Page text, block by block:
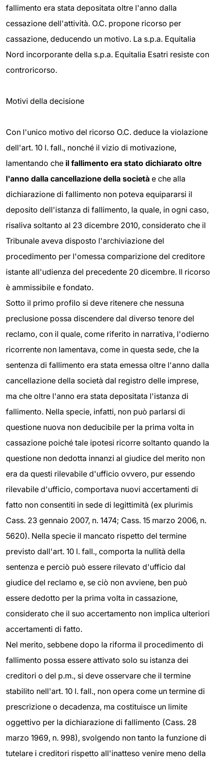
fallimento era stata depositata oltre l'anno dalla
cessazione dell'attività. O.C. propone ricorso per
cassazione, deducendo un motivo. La s.p.a. Equitalia
Nord incorporante della s.p.a. Equitalia Esatri resiste con
controricorso.
Motivi della decisione
Con l'unico motivo del ricorso O.C. deduce la violazione
dell'art. 10 l. fall., nonché il vizio di motivazione,
lamentando che il fallimento era stato dichiarato oltre
l'anno dalla cancellazione della società e che alla
dichiarazione di fallimento non poteva equipararsi il
deposito dell'istanza di fallimento, la quale, in ogni caso,
risaliva soltanto al 23 dicembre 2010, considerato che il
Tribunale aveva disposto l'archiviazione del
procedimento per l'omessa comparizione del creditore
istante all'udienza del precedente 20 dicembre. Il ricorso
è ammissibile e fondato.
Sotto il primo profilo si deve ritenere che nessuna
preclusione possa discendere dal diverso tenore del
reclamo, con il quale, come riferito in narrativa, l'odierno
ricorrente non lamentava, come in questa sede, che la
sentenza di fallimento era stata emessa oltre l'anno dalla
cancellazione della società dal registro delle imprese,
ma che oltre l'anno era stata depositata l'istanza di
fallimento. Nella specie, infatti, non può parlarsi di
questione nuova non deducibile per la prima volta in
cassazione poiché tale ipotesi ricorre soltanto quando la
questione non dedotta innanzi al giudice del merito non
era da questi rilevabile d'ufficio ovvero, pur essendo
rilevabile d'ufficio, comportava nuovi accertamenti di
fatto non consentiti in sede di legittimità (ex plurimis
Cass. 23 gennaio 2007, n. 1474; Cass. 15 marzo 2006, n.
5620). Nella specie il mancato rispetto del termine
previsto dall'art. 10 l. fall., comporta la nullità della
sentenza e perciò può essere rilevato d'ufficio dal
giudice del reclamo e, se ciò non avviene, ben può
essere dedotto per la prima volta in cassazione,
considerato che il suo accertamento non implica ulteriori
accertamenti di fatto.
Nel merito, sebbene dopo la riforma il procedimento di
fallimento possa essere attivato solo su istanza dei
creditori o del p.m., si deve osservare che il termine
stabilito nell'art. 10 l. fall., non opera come un termine di
prescrizione o decadenza, ma costituisce un limite
oggettivo per la dichiarazione di fallimento (Cass. 28
marzo 1969, n. 998), svolgendo non tanto la funzione di
tutelare i creditori rispetto all'inatteso venire meno della